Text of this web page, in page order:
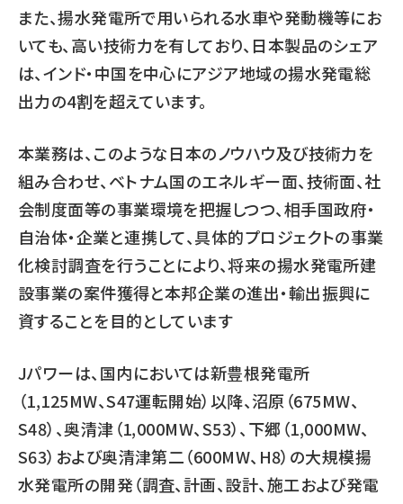
また、揚水発電所で用いられる水車や発動機等にお
いても、高い技術力を有しており、日本製品のシェア
は、インド・中国を中心にアジア地域の揚水発電総
出力の4割を超えています。
本業務は、このような日本のノウハウ及び技術力を
組み合わせ、ベトナム国のエネルギー面、技術面、社
会制度面等の事業環境を把握しつつ、相手国政府・
自治体・企業と連携して、具体的プロジェクトの事業
化検討調査を行うことにより、将来の揚水発電所建
設事業の案件獲得と本邦企業の進出・輸出振興に
資することを目的としています
Jパワーは、国内においては新豊根発電所
（1,125MW、S47運転開始）以降、沼原（675MW、
S48）、奥清津（1,000MW、S53）、下郷（1,000MW、
S63）および奥清津第二（600MW、H8）の大規模揚
水発電所の開発（調査、計画、設計、施工および発電